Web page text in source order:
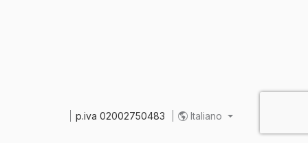
p.iva 02002750483 Italiano